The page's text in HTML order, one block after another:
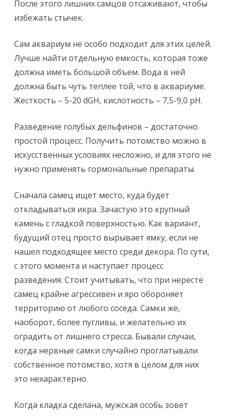
После этого лишних самцов отсаживают, чтобы
избежать стычек.
Сам аквариум не особо подходит для этих целей.
Лучше найти отдельную емкость, которая тоже
должна иметь большой объем. Вода в ней
должна быть чуть теплее той, что в аквариуме.
Жесткость – 5-20 dGH, кислотность – 7,5-9,0 pH.
Разведение голубых дельфинов – достаточно
простой процесс. Получить потомство можно в
искусственных условиях несложно, и для этого не
нужно применять гормональные препараты.
Сначала самец ищет место, куда будет
откладываться икра. Зачастую это крупный
камень с гладкой поверхностью. Как вариант,
будущий отец просто вырывает ямку, если не
нашел подходящее место среди декора. По сути,
с этого момента и наступает процесс
разведения. Стоит учитывать, что при нересте
самец крайне агрессивен и яро обороняет
территорию от любого соседа. Самки же,
наоборот, более пугливы, и желательно их
оградить от лишнего стресса. Бывали случаи,
когда нервные самки случайно проглатывали
собственное потомство, хотя в целом для них
это нехарактерно.
Когда кладка сделана, мужская особь зовет